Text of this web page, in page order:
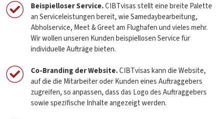
Beispielloser Service.CIBTvisas stellt eine breite Palette
an Serviceleistungen bereit, wie Samedaybearbeitung,
Abholservice, Meet & Greet am Flughafen und vieles mehr.
Wir wollen unseren Kunden beispiellosen Service für
individuelle Aufträge bieten.
Co-Branding der Website.CIBTvisas kann die Website,
auf die die Mitarbeiter oder Kunden eines Auftraggebers
zugreifen, so anpassen, dass das Logo des Auftraggebers
sowie spezifische Inhalte angezeigt werden.